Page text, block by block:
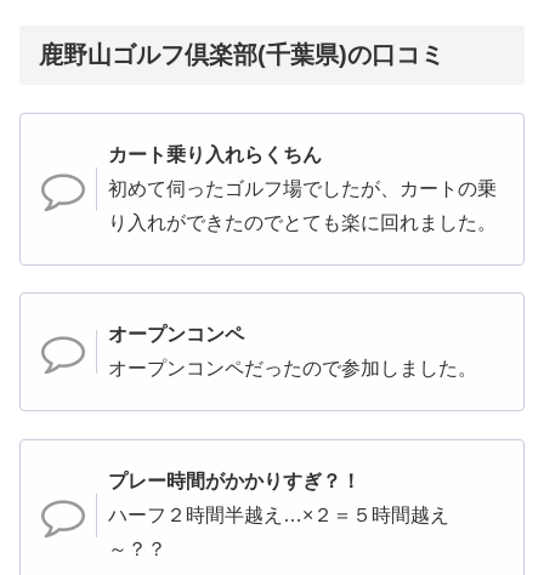
鹿野山ゴルフ倶楽部(千葉県)の口コミ
カート乗り入れらくちん
初めて伺ったゴルフ場でしたが、カートの乗
り入れができたのでとても楽に回れました。
オープンコンペ
オープンコンペだったので参加しました。
プレー時間がかかりすぎ？！
ハーフ２時間半越え…×２＝５時間越え
～？？